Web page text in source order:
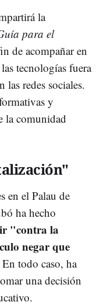
la
para el
de acompañar en
tecnologías fuera
las redes sociales.
y
la comunidad
en el Palau de
ha hecho
"contra la
negar que
todo caso, ha
una decisión